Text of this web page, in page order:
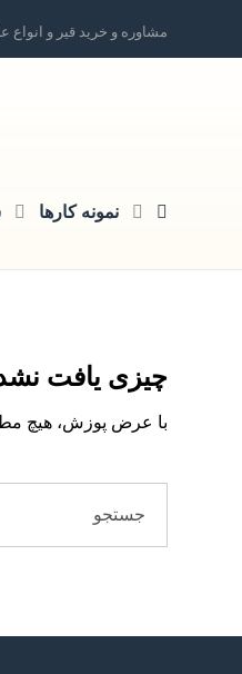
مشاوره و خرید قیر و انواع
نمونه کارها
چیزی یافت
با عرض پوزش، هیچ